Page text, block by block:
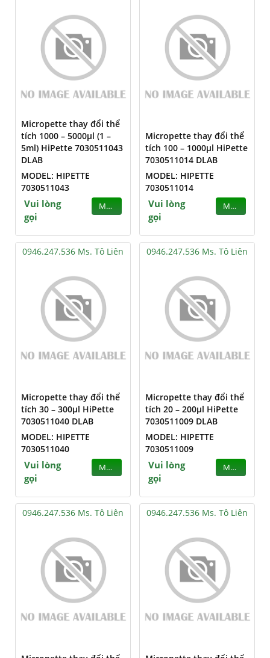
Micropette thay đổi thể
tích 1000 – 5000µl (1 –
5ml) HiPette 7030511043
DLAB
MODEL: HIPETTE
7030511043
Vui lòng
gọi
MUA
Micropette thay đổi thể
tích 100 – 1000µl HiPette
7030511014 DLAB
MODEL: HIPETTE
7030511014
Vui lòng
gọi
MUA
0946.247.536 Ms. Tô Liên
Micropette thay đổi thể
tích 30 – 300µl HiPette
7030511040 DLAB
MODEL: HIPETTE
7030511040
Vui lòng
gọi
MUA
0946.247.536 Ms. Tô Liên
Micropette thay đổi thể
tích 20 – 200µl HiPette
7030511009 DLAB
MODEL: HIPETTE
7030511009
Vui lòng
gọi
MUA
0946.247.536 Ms. Tô Liên 0946.247.536 Ms. Tô Liên